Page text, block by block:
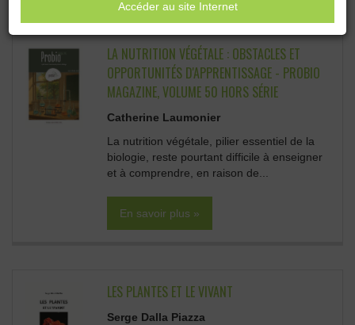
Accéder au site Internet
LA NUTRITION VÉGÉTALE : OBSTACLES ET
OPPORTUNITÉS D'APPRENTISSAGE - PROBIO
MAGAZINE, VOLUME 50 HORS SÉRIE
Catherine Laumonier
La nutrition végétale, pilier essentiel de la
biologie, reste pourtant difficile à enseigner
et à comprendre, en raison de...
En savoir plus »
LES PLANTES ET LE VIVANT
Serge Dalla Piazza